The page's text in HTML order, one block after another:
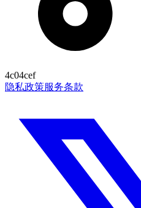
4c04cef
隐私政策服务条款